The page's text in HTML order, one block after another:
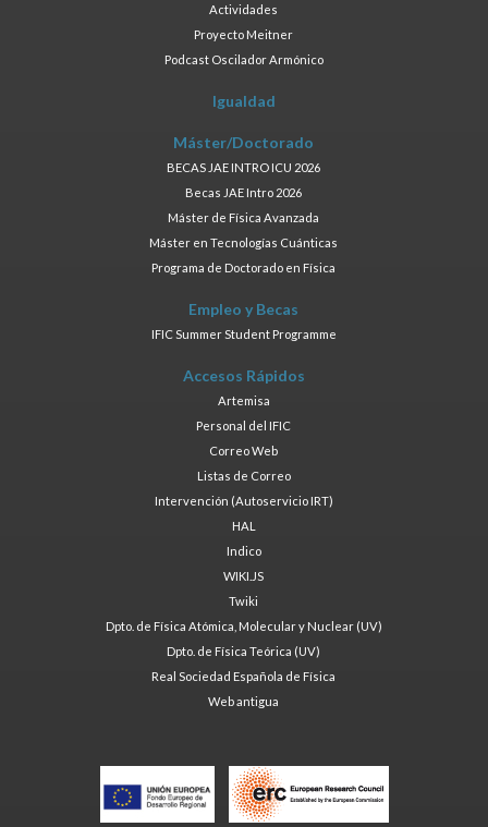
Actividades
Proyecto Meitner
Podcast Oscilador Armónico
Igualdad
Máster/Doctorado
BECAS JAE INTRO ICU 2026
Becas JAE Intro 2026
Máster de Física Avanzada
Máster en Tecnologías Cuánticas
Programa de Doctorado en Física
Empleo y Becas
IFIC Summer Student Programme
Accesos Rápidos
Artemisa
Personal del IFIC
Correo Web
Listas de Correo
Intervención (Autoservicio IRT)
HAL
Indico
WIKI.JS
Twiki
Dpto. de Física Atómica, Molecular y Nuclear (UV)
Dpto. de Física Teórica (UV)
Real Sociedad Española de Física
Web antigua